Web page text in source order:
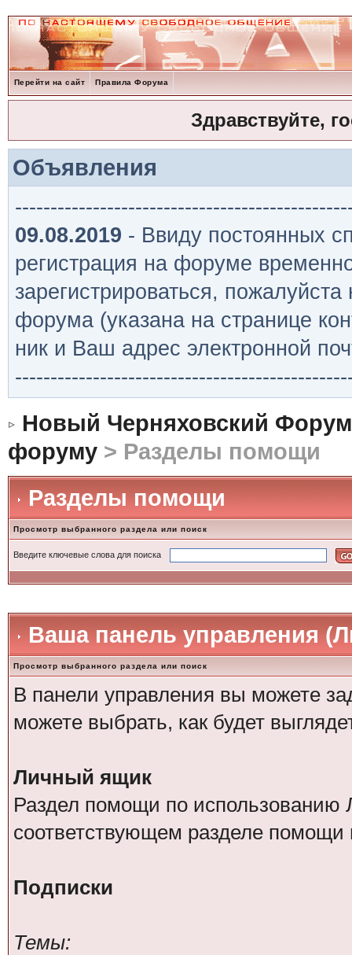
Перейти на сайт Правила Форума
Здравствуйте,
Объявления
09.08.2019 - Ввиду постоянных
регистрация на форуме
зарегистрироваться,
форума (указана на странице
ник и Ваш адрес электронной
Новый Черняховский Форум
форуму> Разделы помощи
Разделы помощи
Просмотр выбранного раздела или поиск
Введите ключевые слова для поиска
Ваша панель управления
Просмотр выбранного раздела или поиск
В панели управления вы можете
можете выбрать, как будет
Личный ящик
Раздел помощи по использованию
соответствующем разделе
Подписки
Темы: